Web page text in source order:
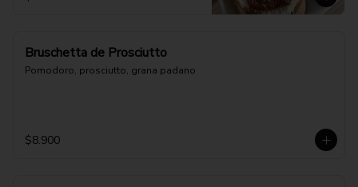
Bruschetta de Prosciutto
Pomodoro, prosciutto, grana padano
$8.900